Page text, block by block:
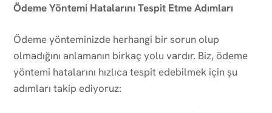
Ödeme Yöntemi Hatalarını Tespit Etme Adımları
Ödeme yönteminizde herhangi bir sorun olup
olmadığını anlamanın birkaç yolu vardır. Biz, ödeme
yöntemi hatalarını hızlıca tespit edebilmek için şu
adımları takip ediyoruz: